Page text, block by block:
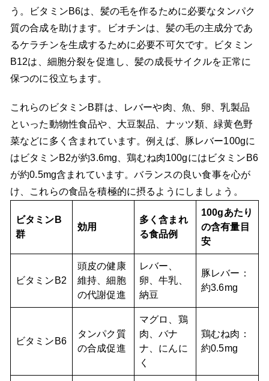
う。ビタミンB6は、髪の毛を作るために必要なタンパク
質の合成を助けます。ビオチンは、髪の毛の主成分であ
るケラチンを生成するために必要不可欠です。ビタミン
B12は、細胞分裂を促進し、髪の成長サイクルを正常に
保つのに役立ちます。
これらのビタミンB群は、レバーや肉、魚、卵、乳製品
といった動物性食品や、大豆製品、ナッツ類、緑黄色野
菜などに多く含まれています。例えば、豚レバー100gに
はビタミンB2が約3.6mg、鶏むね肉100gにはビタミンB6
が約0.5mg含まれています。バランスの良い食事を心が
け、これらの食品を積極的に摂るようにしましょう。
ビタミンB
群
効用
多く含まれ
る食品例
100gあたり
の含有量目
安
ビタミンB2
頭皮の健康
維持、細胞
の代謝促進
レバー、
卵、牛乳、
納豆
豚レバー：
約3.6mg
ビタミンB6
タンパク質
の合成促進
マグロ、鶏
肉、バナ
ナ、にんに
く
鶏むね肉：
約0.5mg